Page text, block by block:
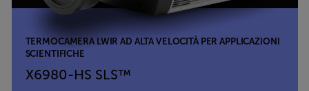
TERMOCAMERA LWIR AD ALTA VELOCITÀ PER APPLICAZIONI
SCIENTIFICHE
X6980-HS SLS™